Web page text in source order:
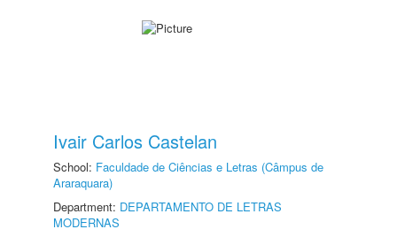
Ivair Carlos Castelan
School: Faculdade de Ciências e Letras (Câmpus de
Araraquara)
Department: DEPARTAMENTO DE LETRAS
MODERNAS